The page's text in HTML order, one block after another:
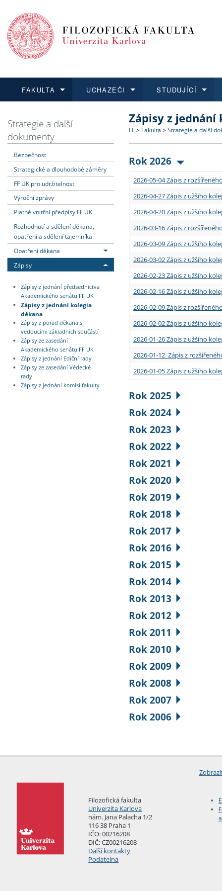
FAKULTA
Dozvědět se více
Struktura a historie
Strategie a další
Podpora a benefity pro
Absolventi fakulty
UCHAZEČI
Podat přihlášku
Co studovat a jak se
Učitelské studijní
Informace k průběhu
STUDUJÍCÍ
Dozvědět se více
Bakalářské a magisterské
Doktorské studium
Rigorózní řízení
Dozvědět se více
O vědě a výzkumu na FF
Akademické kvalifikace
Granty a projekty
Dozvědět se více
Aktuální nabídky a
Vyjíždějící studenti
Přijíždějící studenti
Vyjíždějící zaměstnanci
Strategie a další
dokumenty
Bezpečnost
Strategické a dlouhodobé záměry
FF UK pro udržitelnost
Výroční zprávy
Platné vnitřní předpisy FF UK
Rozhodnutí a sdělení děkana,
opatření a sdělení tajemníka
Opatření děkana
Zápisy
Zápisy z jednání předsednictva
Akademického senátu FF UK
Zápisy z jednání kolegia
děkana
Zápisy z porad děkana s
vedoucími základních součástí
Zápisy ze zasedání
Akademického senátu FF UK
Zápisy z jednání Ediční rady
Zápisy ze zasedání Vědecké
rady
Zápisy z jednání komisí fakulty
Zápisy z jednání
FF > Fakulta > Strategie a další
Rok 2026
2026-05-04 Zápis z
2026-04-27 Zápis z užšího
2026-04-20 Zápis z užšího
2026-03-16 Zápis z
2026-03-09 Zápis z užšího
2026-03-02 Zápis z užšího
2026-02-23 Zápis z užšího
2026-02-16 Zápis z užšího
2026-02-09 Zápis z
2026-02-02 Zápis z užšího
2026-01-26 Zápis z užšího
2026-01-12 Zápis z
2026-01-05 Zápis z užšího
Rok 2025
Rok 2024
Rok 2023
Rok 2022
Rok 2021
Rok 2020
Rok 2019
Rok 2018
Rok 2017
Rok 2016
Rok 2015
Rok 2014
Rok 2013
Rok 2012
Rok 2011
Rok 2010
Rok 2009
Rok 2008
Rok 2007
Rok 2006
Filozofická fakulta
Univerzita Karlova
nám. Jana Palacha 1/2
116 38 Praha 1
IČO: 00216208
DIČ: CZ00216208
Další kontakty
Podatelna